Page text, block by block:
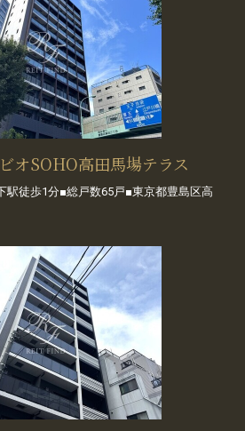
オSOHO高田馬場テラス
駅徒歩1分■総戸数65戸■東京都豊島区高